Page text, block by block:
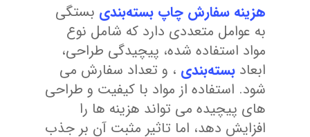
هزینه سفارش چاپ بسته‌بندی بستگی
به عوامل متعددی دارد که شامل نوع
مواد استفاده شده، پیچیدگی طراحی،
ابعاد بسته‌بندی ، و تعداد سفارش می‌
شود. استفاده از مواد با کیفیت و طراحی‌
های پیچیده می‌ تواند هزینه‌ ها را
افزایش دهد، اما تاثیر مثبت آن بر جذب